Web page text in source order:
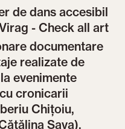
de dans accesibil
- Check all art
documentare
realizate de
evenimente
cronicarii
Chițoiu,
Sava).